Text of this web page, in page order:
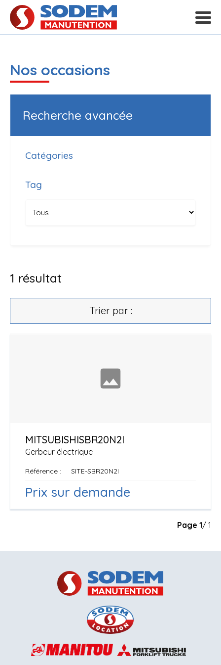
Nos occasions
Recherche avancée
Catégories
Tag
1 résultat
Trier par :
Gerbeur électrique
MITSUBISHISBR20N2I
Référence SITE-SBR20N2I
Prix sur demande
Page 1/ 1